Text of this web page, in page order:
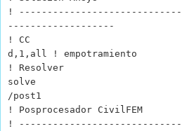
!
-------------------
! CC
d,1,all ! empotramiento
! Resolver
solve
/post1
! Posprocesador CivilFEM
!